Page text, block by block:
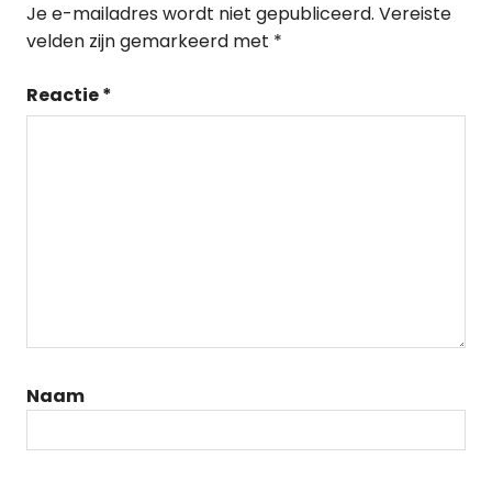
Je e-mailadres wordt niet gepubliceerd. Vereiste
velden zijn gemarkeerd met *
Reactie*
Naam